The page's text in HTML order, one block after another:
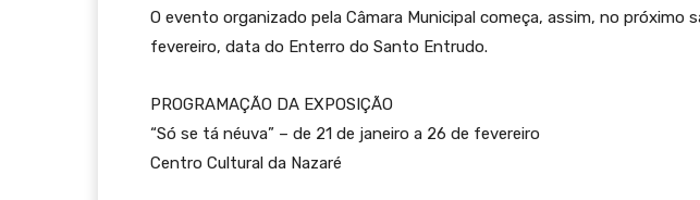
O evento organizado pela Câmara Municipal começa, assim, no próximo
fevereiro, data do Enterro do Santo Entrudo.
PROGRAMAÇÃO DA EXPOSIÇÃO
“Só se tá néuva” – de 21 de janeiro a 26 de fevereiro
Centro Cultural da Nazaré